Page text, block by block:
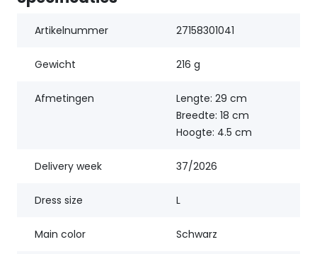
Artikelnummer 27158301041
Gewicht 216 g
Afmetingen
Lengte: 29 cm
Breedte: 18 cm
Hoogte: 4.5 cm
Delivery week 37/2026
Dress size L
Main color Schwarz